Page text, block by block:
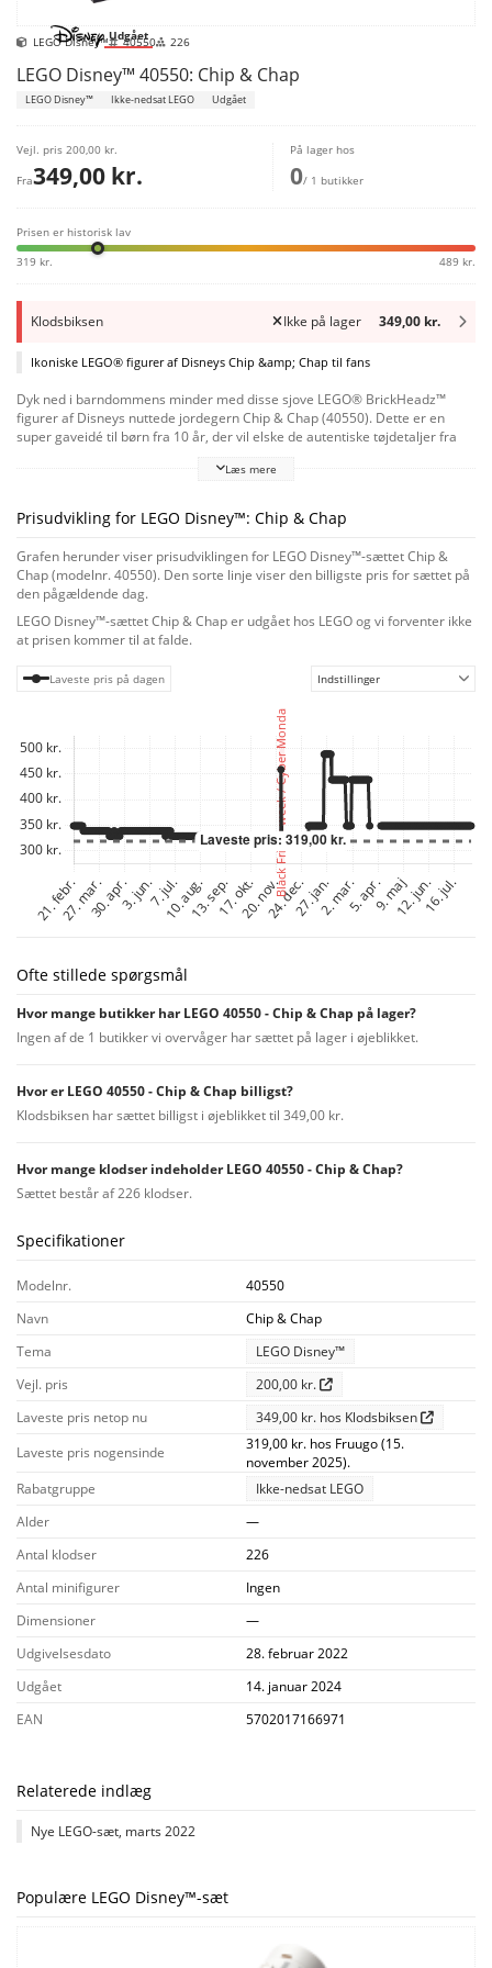
Udgået
LEGO Disney™ 40550 226
LEGO Disney™ 40550: Chip & Chap
LEGO Disney™ Ikke-nedsat LEGO Udgået
Vejl. pris 200,00 kr.
Fra349,00 kr.
På lager hos
0/ 1 butikker
Prisen er historisk lav
319 kr. 489 kr.
Klodsbiksen Ikke på lager 349,00 kr.
Ikoniske LEGO® figurer af Disneys Chip &amp; Chap til fans
Dyk ned i barndommens minder med disse sjove LEGO® BrickHeadz™
figurer af Disneys nuttede jordegern Chip & Chap (40550). Dette er en
super gaveidé til børn fra 10 år, der vil elske de autentiske tøjdetaljer fra
personlighed. Der er byggeplader til udstilling, så disse dejlige modeller vil
Læs mere
Prisudvikling for LEGO Disney™: Chip & Chap
Grafen herunder viser prisudviklingen for LEGO Disney™-sættet Chip &
Chap (modelnr. 40550). Den sorte linje viser den billigste pris for sættet på
den pågældende dag.
LEGO Disney™-sættet Chip & Chap er udgået hos LEGO og vi forventer ikke
at prisen kommer til at falde.
Laveste pris på dagen Indstillinger
Ofte stillede spørgsmål
Hvor mange butikker har LEGO 40550 - Chip & Chap på lager?
Ingen af de 1 butikker vi overvåger har sættet på lager i øjeblikket.
Hvor er LEGO 40550 - Chip & Chap billigst?
Klodsbiksen har sættet billigst i øjeblikket til 349,00 kr.
Hvor mange klodser indeholder LEGO 40550 - Chip & Chap?
Sættet består af 226 klodser.
Specifikationer
Modelnr.
40550
Navn
Chip & Chap
Tema
LEGO Disney™
Vejl. pris
200,00 kr.
Laveste pris netop nu
349,00 kr. hos Klodsbiksen
Laveste pris nogensinde
319,00 kr. hos Fruugo (15.
november 2025).
Rabatgruppe
Ikke-nedsat LEGO
Alder
—
Antal klodser
226
Antal minifigurer
Ingen
Dimensioner
—
Udgivelsesdato
28. februar 2022
Udgået
14. januar 2024
EAN
5702017166971
Relaterede indlæg
Nye LEGO-sæt, marts 2022
Populære LEGO Disney™-sæt